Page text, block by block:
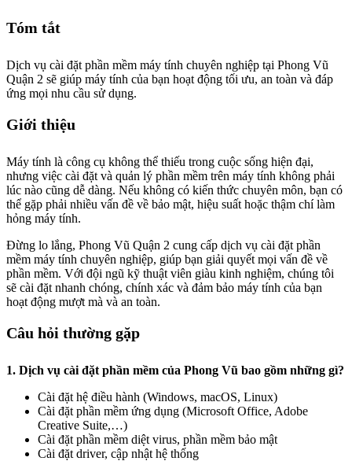
Tóm tắt
Dịch vụ cài đặt phần mềm máy tính chuyên nghiệp tại Phong Vũ
Quận 2 sẽ giúp máy tính của bạn hoạt động tối ưu, an toàn và đáp
ứng mọi nhu cầu sử dụng.
Giới thiệu
Máy tính là công cụ không thể thiếu trong cuộc sống hiện đại,
nhưng việc cài đặt và quản lý phần mềm trên máy tính không phải
lúc nào cũng dễ dàng. Nếu không có kiến thức chuyên môn, bạn có
thể gặp phải nhiều vấn đề về bảo mật, hiệu suất hoặc thậm chí làm
hỏng máy tính.
Đừng lo lắng, Phong Vũ Quận 2 cung cấp dịch vụ cài đặt phần
mềm máy tính chuyên nghiệp, giúp bạn giải quyết mọi vấn đề về
phần mềm. Với đội ngũ kỹ thuật viên giàu kinh nghiệm, chúng tôi
sẽ cài đặt nhanh chóng, chính xác và đảm bảo máy tính của bạn
hoạt động mượt mà và an toàn.
Câu hỏi thường gặp
1. Dịch vụ cài đặt phần mềm của Phong Vũ bao gồm những gì?
Cài đặt hệ điều hành (Windows, macOS, Linux)
Cài đặt phần mềm ứng dụng (Microsoft Office, Adobe
Creative Suite,…)
Cài đặt phần mềm diệt virus, phần mềm bảo mật
Cài đặt driver, cập nhật hệ thống